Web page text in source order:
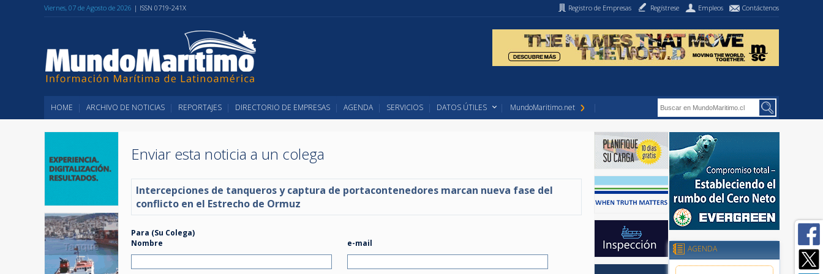
Viernes, 07 de Agosto de 2026 | ISSN 0719-241X Registro de Empresas Regístrese Empleos Contáctenos
HOME ARCHIVO DE NOTICIAS REPORTAJES DIRECTORIO DE EMPRESAS AGENDA SERVICIOS DATOS ÚTILES MundoMaritimo.net
Enviar esta noticia a un colega
Intercepciones de tanqueros y captura de portacontenedores marcan nueva fase del
conflicto en el Estrecho de Ormuz
Para (Su Colega)
Nombre
e-mail
AGENDA